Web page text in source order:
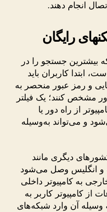
انجام دهند.
رایگان
بیشترین جستجو را در
ابتدا کاربران باید
و رمز عبور منحصر به
مشخص کنند؛ یک فیلتر
از راه دور یا
و می‌تواند به‌وسیله
دیگری مانند
و انگلیس وصل می‌شود
به کامپیوتر داخلی
از کامپیوتر کاربر به
آن وارد شبکه‌های